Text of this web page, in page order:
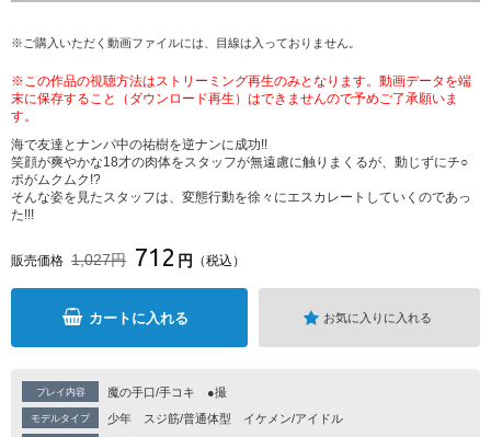
※ご購入いただく動画ファイルには、目線は入っておりません。
※この作品の視聴方法はストリーミング再生のみとなります。動画データを端
末に保存すること（ダウンロード再生）はできませんので予めご了承願いま
す。
海で友達とナンパ中の祐樹を逆ナンに成功!!
笑顔が爽やかな18才の肉体をスタッフが無遠慮に触りまくるが、動じずにチ○
ポがムクムク!?
そんな姿を見たスタッフは、変態行動を徐々にエスカレートしていくのであっ
た!!!
販売価格 1,027円 712 円 （税込）
カートに入れる お気に入りに入れる
プレイ内容 魔の手口/手コキ ●撮
モデルタイプ 少年 スジ筋/普通体型 イケメン/アイドル